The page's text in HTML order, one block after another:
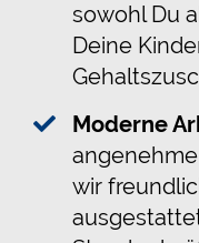
sowohl Du
Deine
Moderne
wir